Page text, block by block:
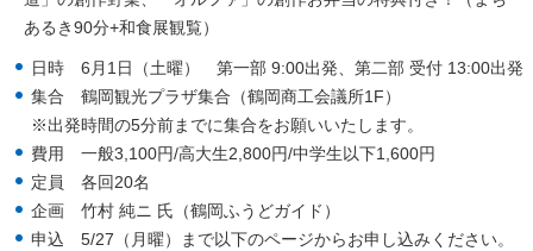
あるき90分+和食展観覧）
日時 6月1日（土曜） 第一部 9:00出発、第二部 受付 13:00出発
集合 鶴岡観光プラザ集合（鶴岡商工会議所1F）
※出発時間の5分前までに集合をお願いいたします。
費用 一般3,100円/高大生2,800円/中学生以下1,600円
定員 各回20名
企画 竹村 純ニ 氏（鶴岡ふうどガイド）
申込 5/27（月曜）まで以下のページからお申し込みください。